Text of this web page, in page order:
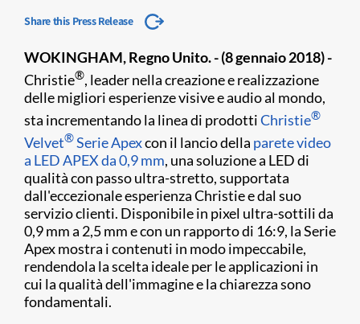
Share this Press Release
WOKINGHAM, Regno Unito. - (8 gennaio 2018)-
Christie®, leader nella creazione e realizzazione
delle migliori esperienze visive e audio al mondo,
sta incrementando la linea di prodottiChristie®
Velvet®Serie Apexcon il lancio della parete video
a LED APEX da 0,9 mm, una soluzione a LED di
qualità con passo ultra-stretto, supportata
dall'eccezionale esperienza Christie e dal suo
servizio clienti. Disponibile in pixel ultra-sottili da
0,9 mm a 2,5 mm e con un rapporto di 16:9, la Serie
Apex mostra i contenuti in modo impeccabile,
rendendola la scelta ideale per le applicazioni in
cui la qualità dell'immagine e la chiarezza sono
fondamentali.